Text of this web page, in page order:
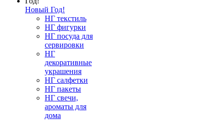
Новый Год!
НГ текстиль
НГ фигурки
НГ посуда для
сервировки
НГ
декоративные
украшения
НГ салфетки
НГ пакеты
НГ свечи,
ароматы для
дома